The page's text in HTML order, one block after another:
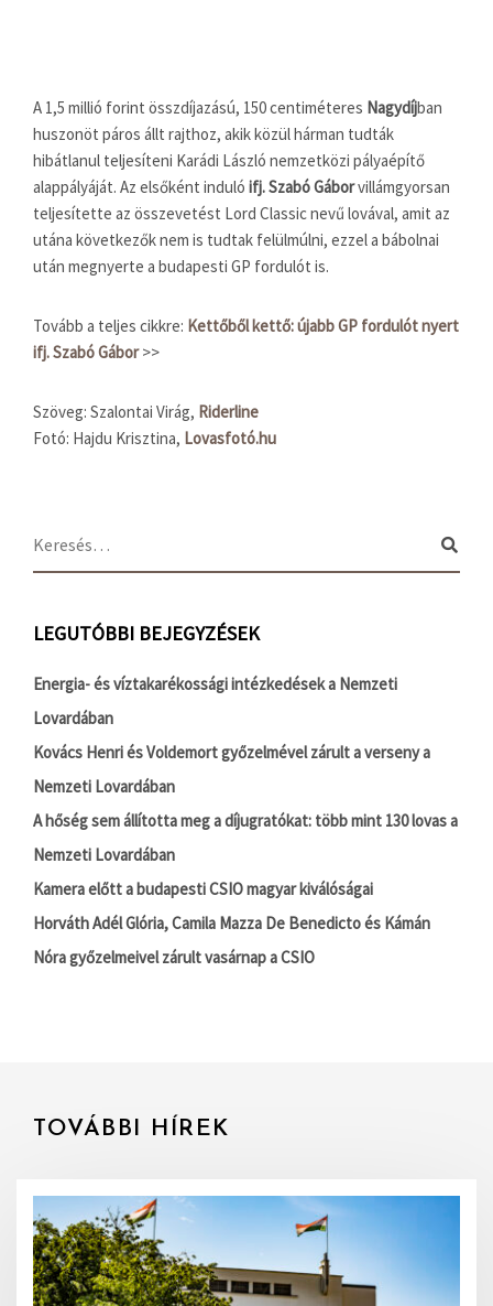
A 1,5 millió forint összdíjazású, 150 centiméteres Nagydíjban
huszonöt páros állt rajthoz, akik közül hárman tudták
hibátlanul teljesíteni Karádi László nemzetközi pályaépítő
alappályáját. Az elsőként induló ifj. Szabó Gáborvillámgyorsan
teljesítette az összevetést Lord Classic nevű lovával, amit az
utána következők nem is tudtak felülmúlni, ezzel a bábolnai
után megnyerte a budapesti GP fordulót is.
Tovább a teljes cikkre: Kettőből kettő: újabb GP fordulót nyert
ifj. Szabó Gábor>>
Szöveg: Szalontai Virág, Riderline
Fotó: Hajdu Krisztina, Lovasfotó.hu
LEGUTÓBBI BEJEGYZÉSEK
Energia- és víztakarékossági intézkedések a Nemzeti
Lovardában
Kovács Henri és Voldemort győzelmével zárult a verseny a
Nemzeti Lovardában
A hőség sem állította meg a díjugratókat: több mint 130 lovas a
Nemzeti Lovardában
Kamera előtt a budapesti CSIO magyar kiválóságai
Horváth Adél Glória, Camila Mazza De Benedicto és Kámán
Nóra győzelmeivel zárult vasárnap a CSIO
TOVÁBBI HÍREK